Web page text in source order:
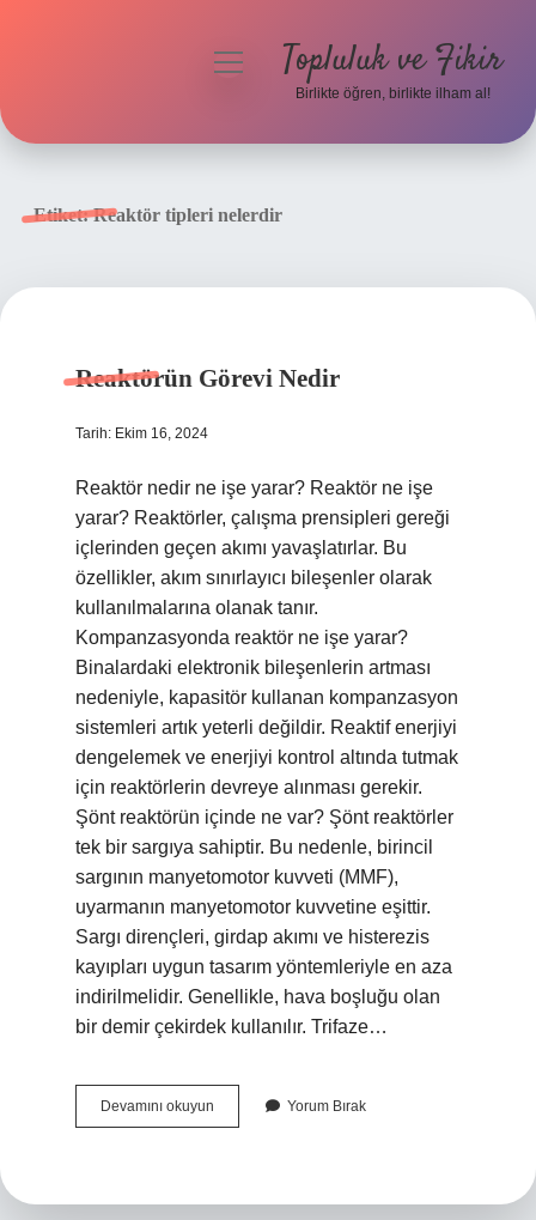
menüyüTopluluk ve Fikir
Birlikte öğren, birlikte ilham al!
Etiket:Reaktör tipleri nelerdir
Reaktörün Görevi Nedir
Tarih: Ekim 16, 2024
Reaktör nedir ne işe yarar? Reaktör ne işe
yarar? Reaktörler, çalışma prensipleri gereği
içlerinden geçen akımı yavaşlatırlar. Bu
özellikler, akım sınırlayıcı bileşenler olarak
kullanılmalarına olanak tanır.
Kompanzasyonda reaktör ne işe yarar?
Binalardaki elektronik bileşenlerin artması
nedeniyle, kapasitör kullanan kompanzasyon
sistemleri artık yeterli değildir. Reaktif enerjiyi
dengelemek ve enerjiyi kontrol altında tutmak
için reaktörlerin devreye alınması gerekir.
Şönt reaktörün içinde ne var? Şönt reaktörler
tek bir sargıya sahiptir. Bu nedenle, birincil
sargının manyetomotor kuvveti (MMF),
uyarmanın manyetomotor kuvvetine eşittir.
Sargı dirençleri, girdap akımı ve histerezis
kayıpları uygun tasarım yöntemleriyle en aza
indirilmelidir. Genellikle, hava boşluğu olan
bir demir çekirdek kullanılır. Trifaze…
Devamını okuyun Reaktörün
Görevi
Yorum Bırak